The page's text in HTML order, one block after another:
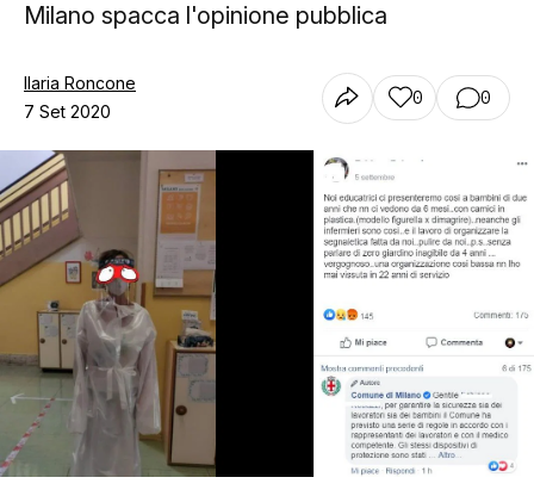
Milano spacca l'opinione pubblica
Ilaria Roncone
7 Set 2020
0 0